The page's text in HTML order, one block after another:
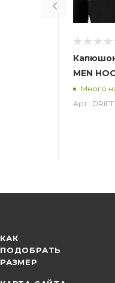
MEN
Много
Арт.:
КАК
ПОДОБРАТЬ
РАЗМЕР